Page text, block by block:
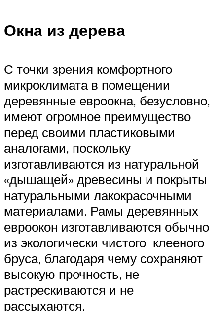
Окна из дерева
С точки зрения комфортного
микроклимата в помещении
деревянные евроокна, безусловно,
имеют огромное преимущество
перед своими пластиковыми
аналогами, поскольку
изготавливаются из натуральной
«дышащей» древесины и покрыты
натуральными лакокрасочными
материалами. Рамы деревянных
евроокон изготавливаются обычно
из экологически чистого клееного
бруса, благодаря чему сохраняют
высокую прочность, не
растрескиваются и не
рассыхаются.